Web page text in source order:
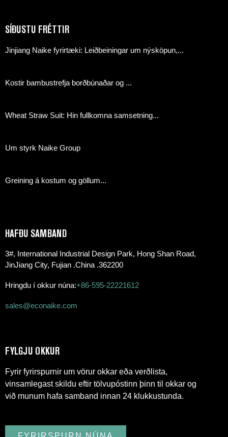
SÍÐUSTU FRÉTTIR
Jinjiang Naike fyrirtæki: Leiðbeiningar um nýsköpun,...
Kostir bambustrefja borðbúnaðar og ...
Wheat Straw Suit: Hin fullkomna samsetning...
Um styrk Naike Group
Greining á kostum og göllum...
HAFÐU SAMBAND
3#, International Industrial Design Park, Hong Shan Road,
JinJiang City, Fujian .China .362200
Hringdu í okkur núna:+86-595-22221612
sales@econaike.com
FYLGJU OKKUR
Fyrir fyrirspurnir um vörur okkar eða verðlista,
vinsamlegast skildu eftir tölvupóstinn þinn til okkar og
við munum hafa samband innan 24 klukkustunda.